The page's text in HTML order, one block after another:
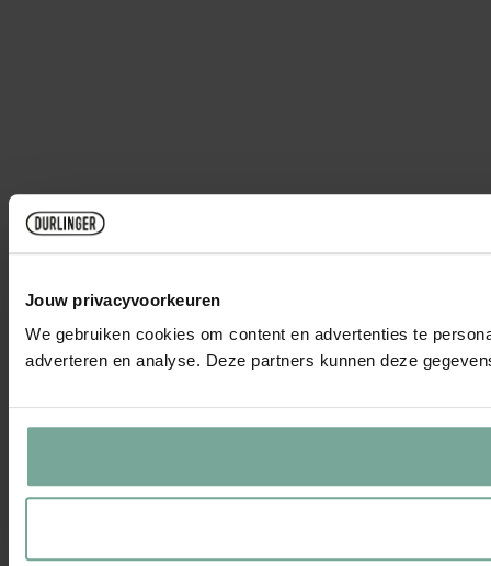
Jouw privacyvoorkeuren
We gebruiken cookies om content en advertenties te
adverteren en analyse. Deze partners kunnen deze